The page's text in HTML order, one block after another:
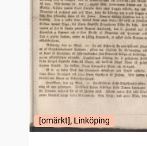
[omärkt], Linköping